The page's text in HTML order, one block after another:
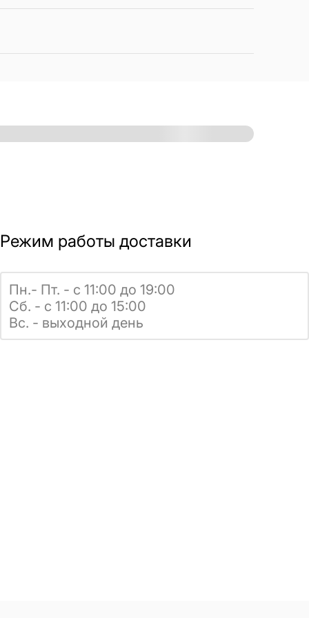
Режим работы доставки
Пн.- Пт. - с 11:00 до 19:00
Сб. - с 11:00 до 15:00
Вс. - выходной день